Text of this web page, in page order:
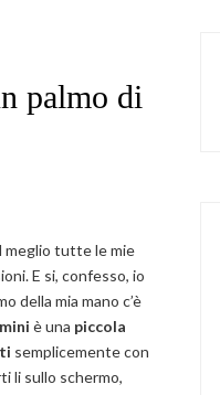
palmo di
meglio tutte le mie
E si, confesso, io
della mia mano c’è
è una piccola
semplicemente con
li sullo schermo,